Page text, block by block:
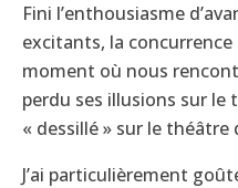
Fini l’enthousiasme
excitants, la
moment où nous
perdu ses illusions sur le
« dessillé » sur le théâtre
J’ai particulièrement